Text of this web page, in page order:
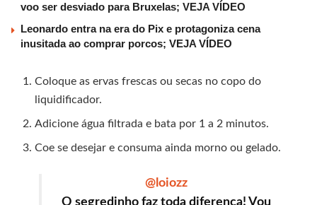
voo ser desviado para Bruxelas; VEJA VÍDEO
Leonardo entra na era do Pix e protagoniza cena
inusitada ao comprar porcos; VEJA VÍDEO
Coloque as ervas frescas ou secas no copo do
liquidificador.
Adicione água filtrada e bata por 1 a 2 minutos.
Coe se desejar e consuma ainda morno ou gelado.
@loiozz
O segredinho faz toda diferença! Vou